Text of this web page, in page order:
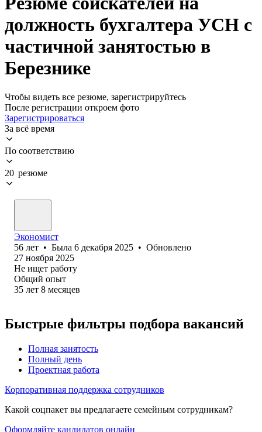
должность бухгалтера УСН с
частичной занятостью в
Березнике
Чтобы видеть все резюме, зарегистрируйтесь
После регистрации откроем фото
Зарегистрироваться
За всё время
По соответствию
20 резюме
Экономист
56 лет • Была 6 декабря 2025 • Обновлено
27 ноября 2025
Не ищет работу
Общий опыт
35 лет 8 месяцев
Быстрые фильтры подбора вакансий
Полная занятость
Полный день
Проектная работа
Корпоративная поддержка сотрудников
Какой соцпакет вы предлагаете семейным сотрудникам?
Оформляйте кандидатов онлайн